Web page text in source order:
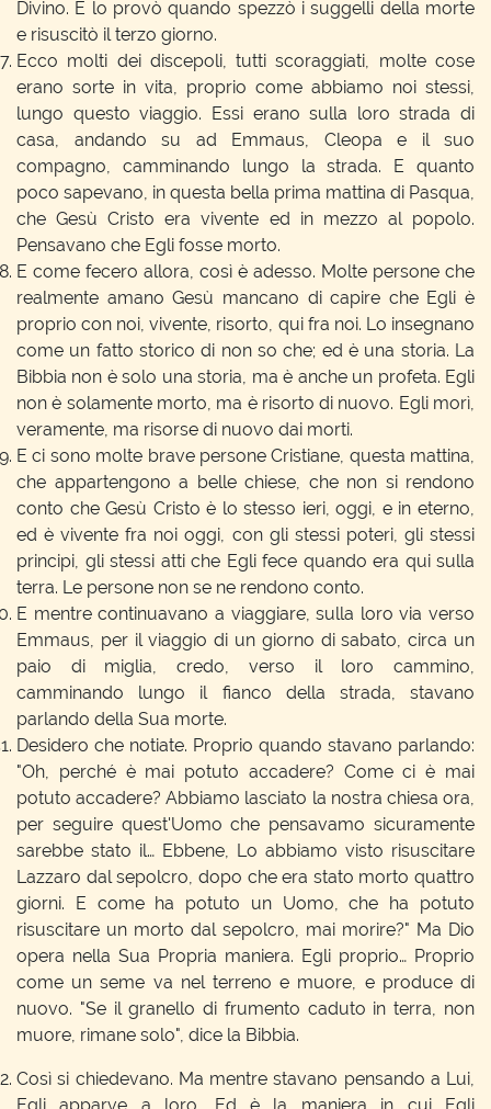
Divino. E lo provò quando spezzò i suggelli della morte
e risuscitò il terzo giorno.
Ecco molti dei discepoli, tutti scoraggiati, molte cose
erano sorte in vita, proprio come abbiamo noi stessi,
lungo questo viaggio. Essi erano sulla loro strada di
casa, andando su ad Emmaus, Cleopa e il suo
compagno, camminando lungo la strada. E quanto
poco sapevano, in questa bella prima mattina di Pasqua,
che Gesù Cristo era vivente ed in mezzo al popolo.
Pensavano che Egli fosse morto.
E come fecero allora, così è adesso. Molte persone che
realmente amano Gesù mancano di capire che Egli è
proprio con noi, vivente, risorto, qui fra noi. Lo insegnano
come un fatto storico di non so che; ed è una storia. La
Bibbia non è solo una storia, ma è anche un profeta. Egli
non è solamente morto, ma è risorto di nuovo. Egli morì,
veramente, ma risorse di nuovo dai morti.
E ci sono molte brave persone Cristiane, questa mattina,
che appartengono a belle chiese, che non si rendono
conto che Gesù Cristo è lo stesso ieri, oggi, e in eterno,
ed è vivente fra noi oggi, con gli stessi poteri, gli stessi
principi, gli stessi atti che Egli fece quando era qui sulla
terra. Le persone non se ne rendono conto.
E mentre continuavano a viaggiare, sulla loro via verso
Emmaus, per il viaggio di un giorno di sabato, circa un
paio di miglia, credo, verso il loro cammino,
camminando lungo il fianco della strada, stavano
parlando della Sua morte.
Desidero che notiate. Proprio quando stavano parlando:
"Oh, perché è mai potuto accadere? Come ci è mai
potuto accadere? Abbiamo lasciato la nostra chiesa ora,
per seguire quest'Uomo che pensavamo sicuramente
sarebbe stato il… Ebbene, Lo abbiamo visto risuscitare
Lazzaro dal sepolcro, dopo che era stato morto quattro
giorni. E come ha potuto un Uomo, che ha potuto
risuscitare un morto dal sepolcro, mai morire?" Ma Dio
opera nella Sua Propria maniera. Egli proprio… Proprio
come un seme va nel terreno e muore, e produce di
nuovo. "Se il granello di frumento caduto in terra, non
muore, rimane solo", dice la Bibbia.
Così si chiedevano. Ma mentre stavano pensando a Lui,